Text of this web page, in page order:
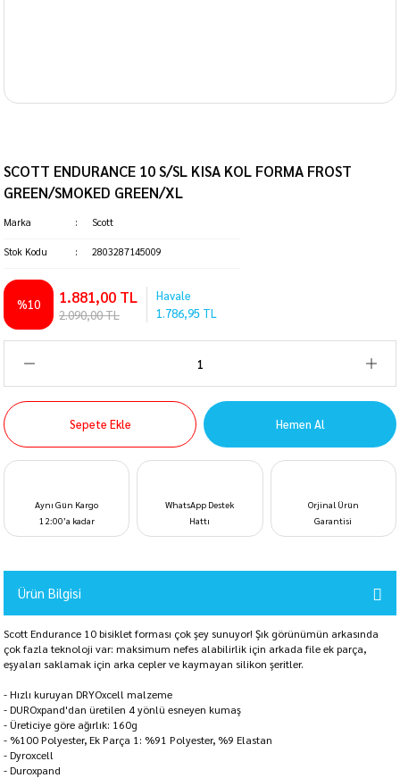
SCOTT ENDURANCE 10 S/SL KISA KOL FORMA FROST
GREEN/SMOKED GREEN/XL
Marka Scott
Stok Kodu 2803287145009
%10 1.881,00 TL
2.090,00 TL
Havale
1.786,95 TL
Sepete Ekle Hemen Al
Aynı Gün Kargo
12:00’a kadar
WhatsApp Destek
Hattı
Orjinal Ürün
Garantisi
Ürün Bilgisi
Scott Endurance 10 bisiklet forması çok şey sunuyor! Şık görünümün arkasında
çok fazla teknoloji var: maksimum nefes alabilirlik için arkada file ek parça,
eşyaları saklamak için arka cepler ve kaymayan silikon şeritler.
- Hızlı kuruyan DRYOxcell malzeme
- DUROxpand'dan üretilen 4 yönlü esneyen kumaş
- Üreticiye göre ağırlık: 160g
- %100 Polyester, Ek Parça 1: %91 Polyester, %9 Elastan
- Dyroxcell
- Duroxpand